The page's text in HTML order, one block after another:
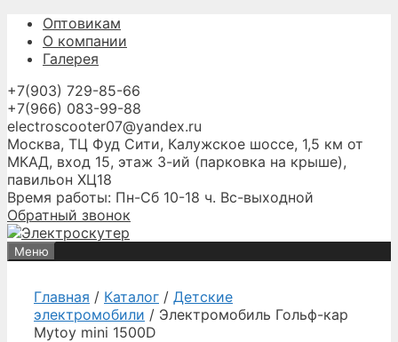
Перейти
содержимому
Оптовикам
О компании
Галерея
+7(903) 729-85-66
+7(966) 083-99-88
electroscooter07@yandex.ru
Москва, ТЦ Фуд Сити, Калужское шоссе, 1,5 км от
МКАД, вход 15, этаж 3-ий (парковка на крыше),
павильон ХЦ18
Время работы: Пн-Сб 10-18 ч. Вс-выходной
Обратный звонок
Меню
Главная / Каталог / Детские
электромобили / Электромобиль Гольф-кар
Mytoy mini 1500D